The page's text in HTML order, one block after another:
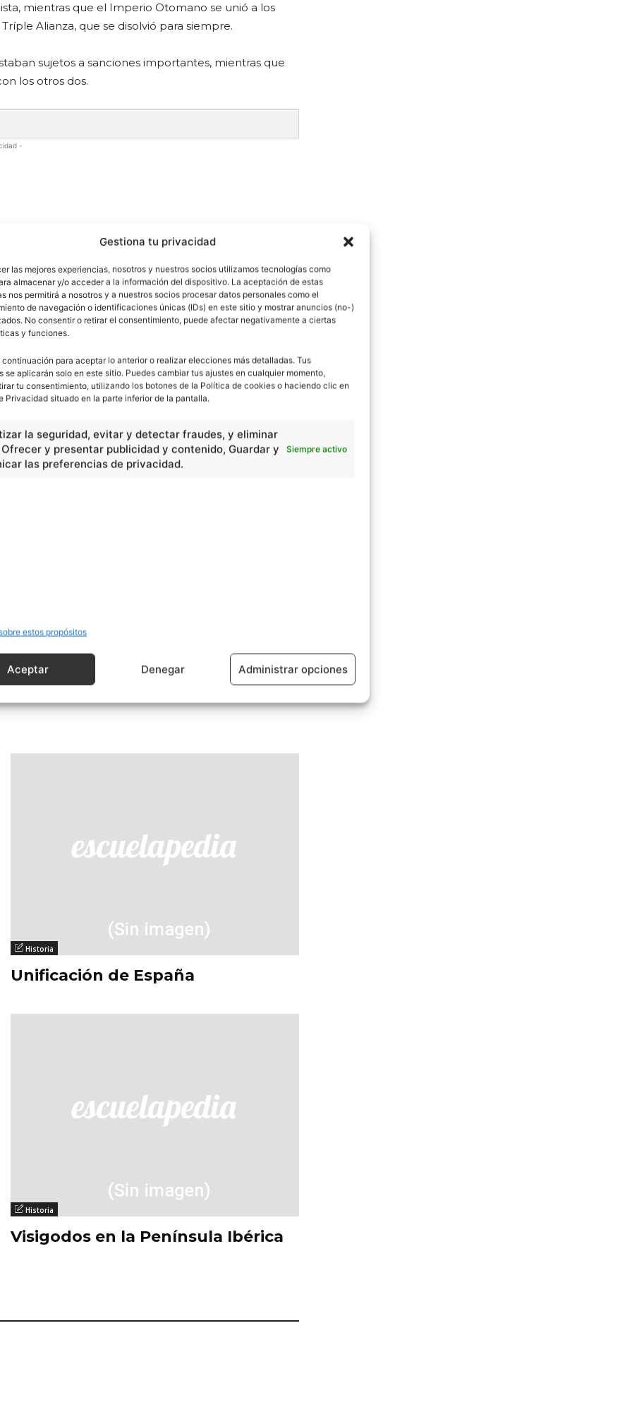
Gestiona tu privacidad
las mejores experiencias, nosotros y nuestros socios utilizamos tecnologías como
almacenar y/o acceder a la información del dispositivo. La aceptación de estas
nos permitirá a nosotros y a nuestros socios procesar datos personales como el
de navegación o identificaciones únicas (IDs) en este sitio y mostrar anuncios (no-)
No consentir o retirar el consentimiento, puede afectar negativamente a ciertas
y funciones.
para aceptar lo anterior o realizar elecciones más detalladas. Tus
se aplicarán solo en este sitio. Puedes cambiar tus ajustes en cualquier momento,
tu consentimiento, utilizando los botones de la Política de cookies o haciendo clic en
Privacidad situado en la parte inferior de la pantalla.
la seguridad, evitar y detectar fraudes, y eliminar
y presentar publicidad y contenido, Guardar y
las preferencias de privacidad.
Siempre activo
estos propósitos
Aceptar Denegar Administrar opciones
mientras que el Imperio Otomano se unió a los
Alianza, que se disolvió para siempre.
sujetos a sanciones importantes, mientras que
los otros dos.
-
GUERRA ITALIA RUSIA
Artículo siguiente
Otto von Bismarck
Historia
Unificación de España
Historia
Visigodos en la Península Ibérica